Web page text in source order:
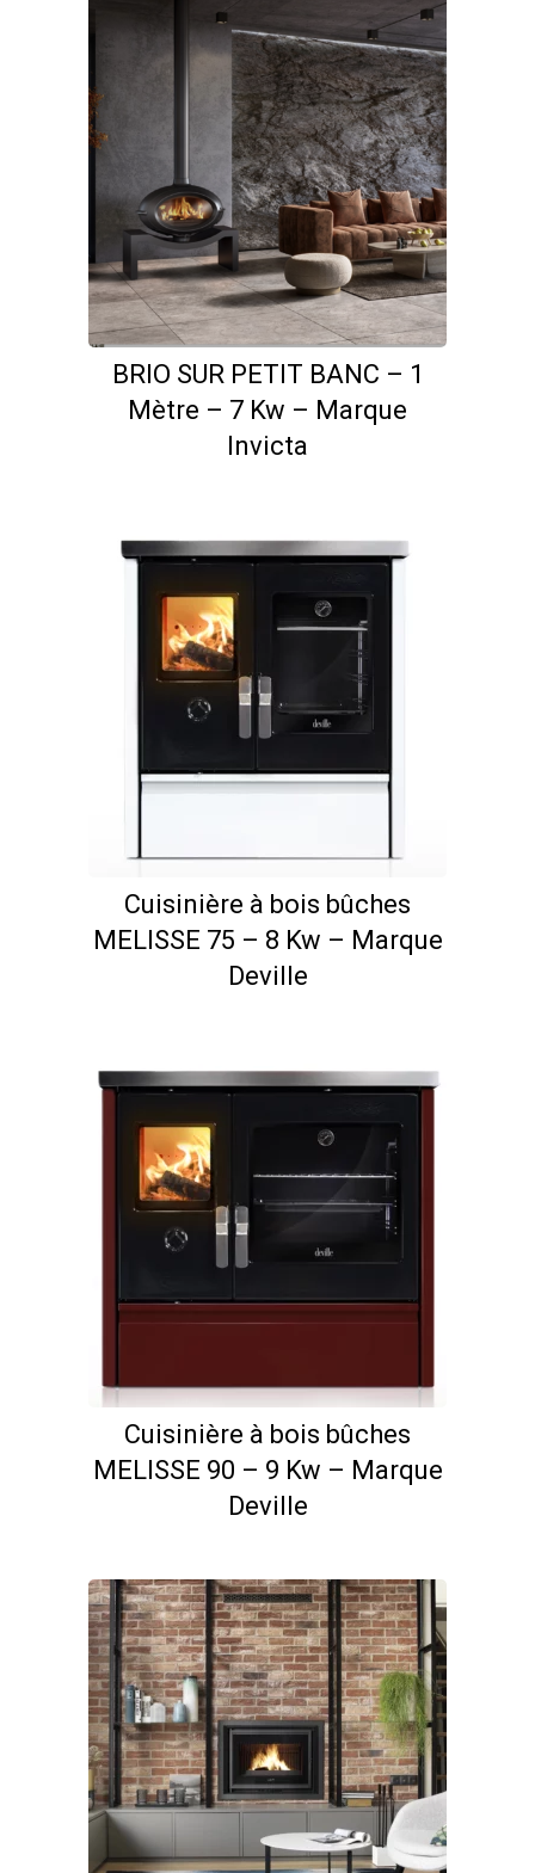
BRIO SUR PETIT BANC – 1
Mètre – 7 Kw – Marque
Invicta
Cuisinière à bois bûches
MELISSE 75 – 8 Kw – Marque
Deville
Cuisinière à bois bûches
MELISSE 90 – 9 Kw – Marque
Deville